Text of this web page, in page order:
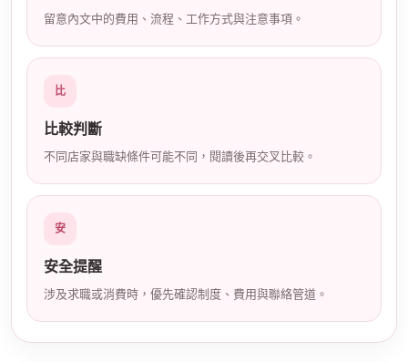
紀
留意內文中的費用、流程、工作方式與注意事項。
比
比較判斷
不同店家與職缺條件可能不同，閱讀後再交叉比較。
安
安全提醒
涉及求職或消費時，優先確認制度、費用與聯絡管道。